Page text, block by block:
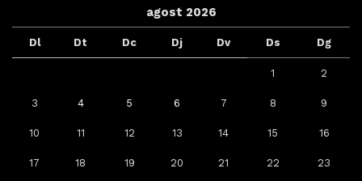
agost 2026
Dl Dt Dc Dj Dv Ds Dg
1 2
3 4 5 6 7 8 9
10 11 12 13 14 15 16
17 18 19 20 21 22 23